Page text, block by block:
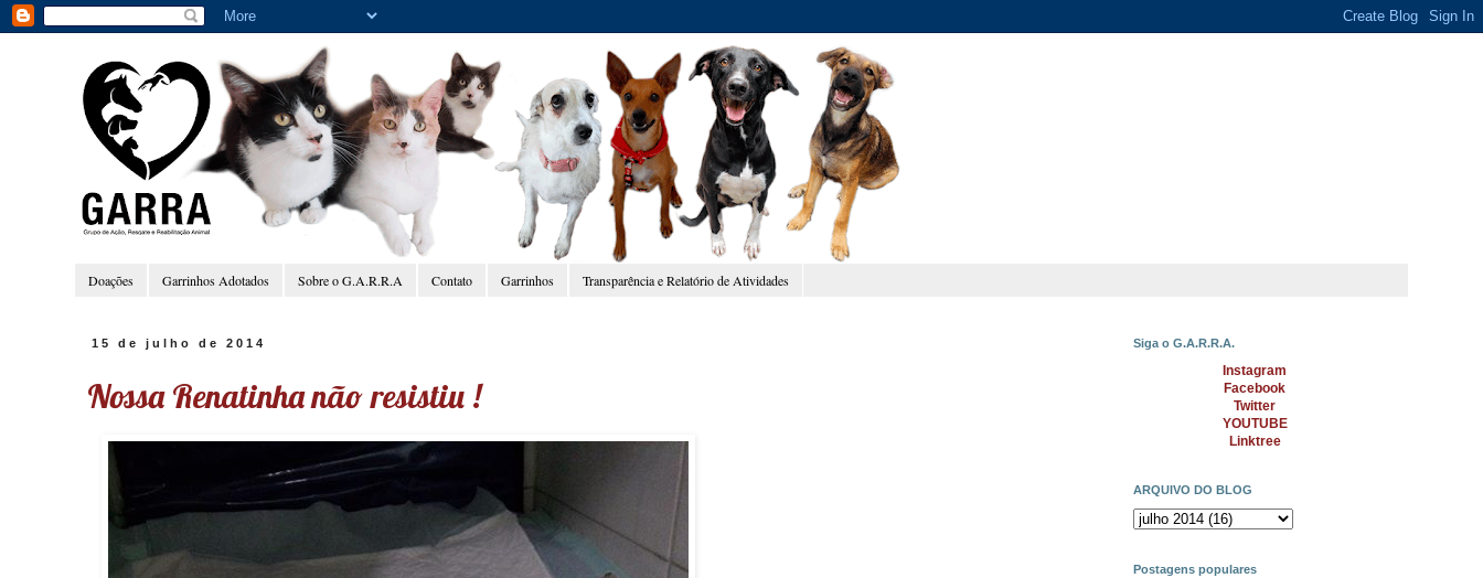
Doações Garrinhos Adotados Sobre o G.A.R.R.A Contato Garrinhos Transparência e Relatório de Atividades
15 de julho de 2014
Nossa Renatinha não resistiu !
Siga o G.A.R.R.A.
Instagram
Facebook
Twitter
YOUTUBE
Linktree
ARQUIVO DO BLOG
Postagens populares